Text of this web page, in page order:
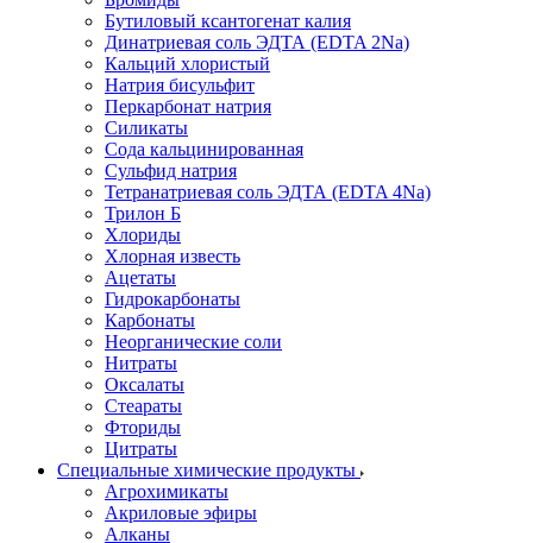
Бутиловый ксантогенат калия
Динатриевая соль ЭДТА (EDTA 2Na)
Кальций хлористый
Натрия бисульфит
Перкарбонат натрия
Силикаты
Сода кальцинированная
Сульфид натрия
Тетранатриевая соль ЭДТА (EDTA 4Na)
Трилон Б
Хлориды
Хлорная известь
Ацетаты
Гидрокарбонаты
Карбонаты
Неорганические соли
Нитраты
Оксалаты
Стеараты
Фториды
Цитраты
Специальные химические продукты
Агрохимикаты
Акриловые эфиры
Алканы